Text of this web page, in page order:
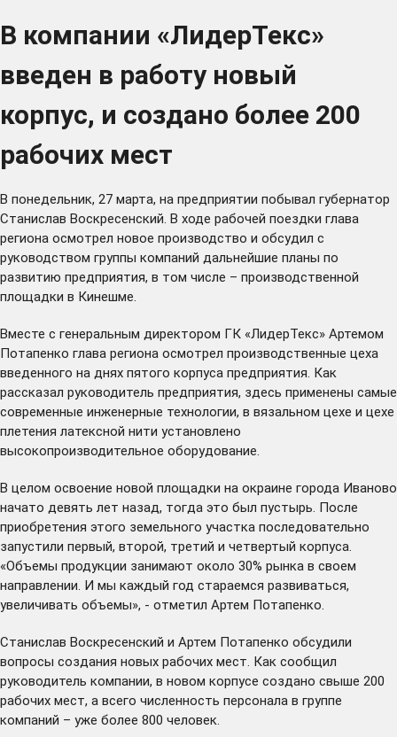
В компании «ЛидерТекс»
введен в работу новый
корпус, и создано более 200
рабочих мест
В понедельник, 27 марта, на предприятии побывал губернатор
Станислав Воскресенский. В ходе рабочей поездки глава
региона осмотрел новое производство и обсудил с
руководством группы компаний дальнейшие планы по
развитию предприятия, в том числе – производственной
площадки в Кинешме.
Вместе с генеральным директором ГК «ЛидерТекс» Артемом
Потапенко глава региона осмотрел производственные цеха
введенного на днях пятого корпуса предприятия. Как
рассказал руководитель предприятия, здесь применены самые
современные инженерные технологии, в вязальном цехе и цехе
плетения латексной нити установлено
высокопроизводительное оборудование.
В целом освоение новой площадки на окраине города Иваново
начато девять лет назад, тогда это был пустырь. После
приобретения этого земельного участка последовательно
запустили первый, второй, третий и четвертый корпуса.
«Объемы продукции занимают около 30% рынка в своем
направлении. И мы каждый год стараемся развиваться,
увеличивать объемы», - отметил Артем Потапенко.
Станислав Воскресенский и Артем Потапенко обсудили
вопросы создания новых рабочих мест. Как сообщил
руководитель компании, в новом корпусе создано свыше 200
рабочих мест, а всего численность персонала в группе
компаний – уже более 800 человек.